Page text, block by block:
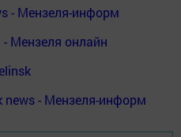
- Мензеля-информ
Мензеля онлайн
news - Мензеля-информ